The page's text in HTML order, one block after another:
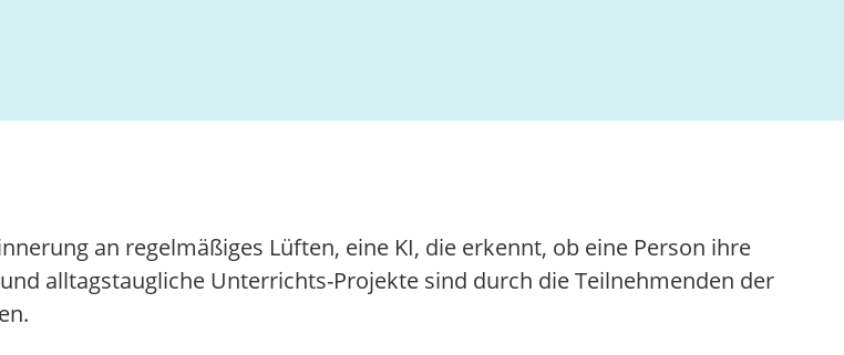
an regelmäßiges Lüften, eine KI, die erkennt, ob eine Person ihre
alltagstaugliche Unterrichts-Projekte sind durch die Teilnehmenden der